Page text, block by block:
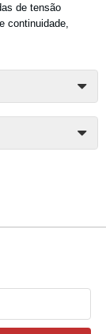
de tensão
continuidade,